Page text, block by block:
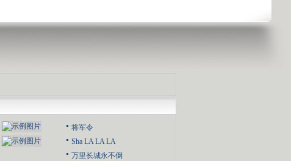
将军令
Sha LA LA LA
万里长城永不倒